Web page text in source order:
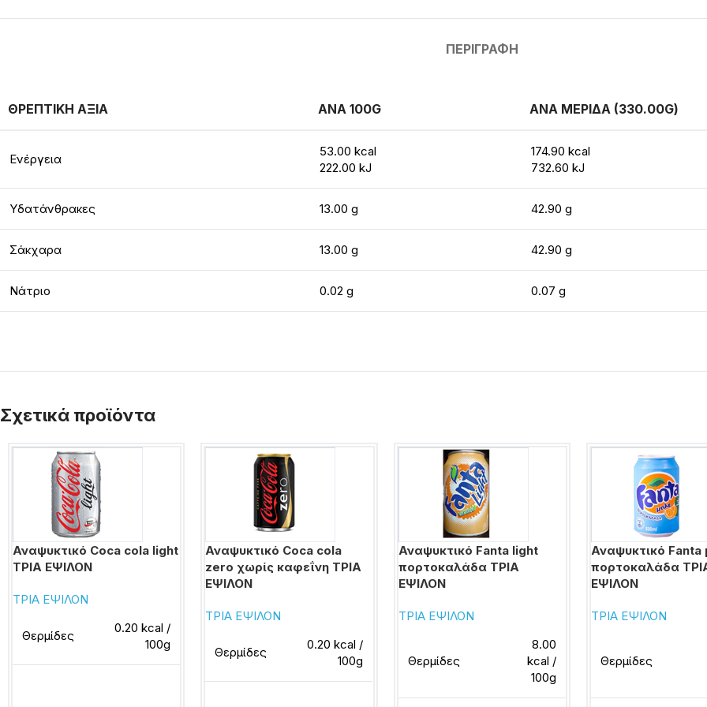
ΠΕΡΙΓΡΑΦΉ
ΘΡΕΠΤΙΚΗ ΑΞΙΑ ΑΝΑ 100G ΑΝΑ ΜΕΡΙΔΑ (330.00G)
Ενέργεια
53.00 kcal
222.00 kJ
174.90 kcal
732.60 kJ
Υδατάνθρακες 13.00 g 42.90 g
Σάκχαρα 13.00 g 42.90 g
Νάτριο 0.02 g 0.07 g
Σχετικά προϊόντα
Αναψυκτικό Coca cola light
ΤΡΙΑ ΕΨΙΛΟΝ
ΤΡΙΑ ΕΨΙΛΟΝ
Θερμίδες
0.20 kcal /
100g
Αναψυκτικό Coca cola
zero χωρίς καφεΐνη ΤΡΙΑ
ΕΨΙΛΟΝ
ΤΡΙΑ ΕΨΙΛΟΝ
Θερμίδες
0.20 kcal /
100g
Αναψυκτικό Fanta light
πορτοκαλάδα ΤΡΙΑ
ΕΨΙΛΟΝ
ΤΡΙΑ ΕΨΙΛΟΝ
Θερμίδες
8.00
kcal /
100g
Αναψυκτικό Fanta
πορτοκαλάδα
ΕΨΙΛΟΝ
ΤΡΙΑ ΕΨΙΛΟΝ
Θερμίδες